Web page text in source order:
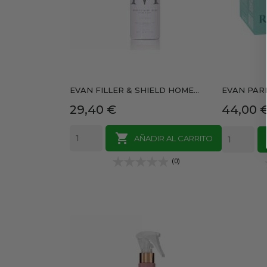
EVAN FILLER & SHIELD HOME...
Precio
29,40 €

AÑADIR AL CARRITO
(0)
EVAN
Precio
44,00 €